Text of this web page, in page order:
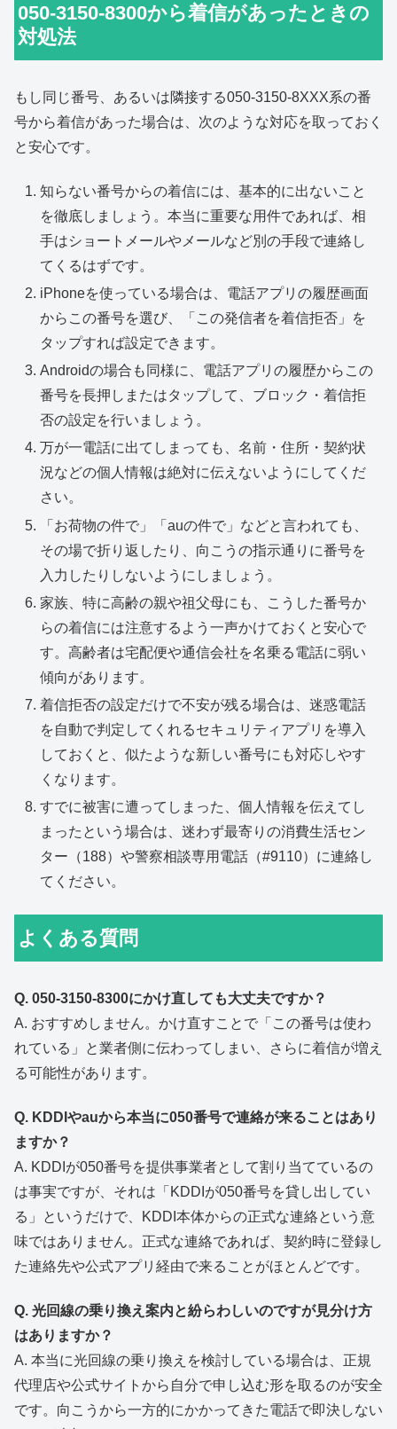
050-3150-8300から着信があったときの
対処法
もし同じ番号、あるいは隣接する050-3150-8XXX系の番
号から着信があった場合は、次のような対応を取っておく
と安心です。
知らない番号からの着信には、基本的に出ないこと
を徹底しましょう。本当に重要な用件であれば、相
手はショートメールやメールなど別の手段で連絡し
てくるはずです。
iPhoneを使っている場合は、電話アプリの履歴画面
からこの番号を選び、「この発信者を着信拒否」を
タップすれば設定できます。
Androidの場合も同様に、電話アプリの履歴からこの
番号を長押しまたはタップして、ブロック・着信拒
否の設定を行いましょう。
万が一電話に出てしまっても、名前・住所・契約状
況などの個人情報は絶対に伝えないようにしてくだ
さい。
「お荷物の件で」「auの件で」などと言われても、
その場で折り返したり、向こうの指示通りに番号を
入力したりしないようにしましょう。
家族、特に高齢の親や祖父母にも、こうした番号か
らの着信には注意するよう一声かけておくと安心で
す。高齢者は宅配便や通信会社を名乗る電話に弱い
傾向があります。
着信拒否の設定だけで不安が残る場合は、迷惑電話
を自動で判定してくれるセキュリティアプリを導入
しておくと、似たような新しい番号にも対応しやす
くなります。
すでに被害に遭ってしまった、個人情報を伝えてし
まったという場合は、迷わず最寄りの消費生活セン
ター（188）や警察相談専用電話（#9110）に連絡し
てください。
よくある質問
Q. 050-3150-8300にかけ直しても大丈夫ですか？
A. おすすめしません。かけ直すことで「この番号は使わ
れている」と業者側に伝わってしまい、さらに着信が増え
る可能性があります。
Q. KDDIやauから本当に050番号で連絡が来ることはあり
ますか？
A. KDDIが050番号を提供事業者として割り当てているの
は事実ですが、それは「KDDIが050番号を貸し出してい
る」というだけで、KDDI本体からの正式な連絡という意
味ではありません。正式な連絡であれば、契約時に登録し
た連絡先や公式アプリ経由で来ることがほとんどです。
Q. 光回線の乗り換え案内と紛らわしいのですが見分け方
はありますか？
A. 本当に光回線の乗り換えを検討している場合は、正規
代理店や公式サイトから自分で申し込む形を取るのが安全
です。向こうから一方的にかかってきた電話で即決しない